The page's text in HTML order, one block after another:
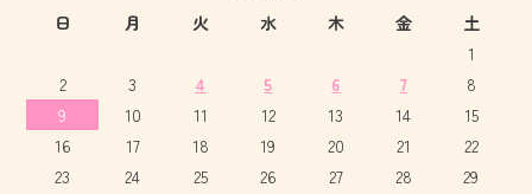
日
月 火 水 木 金 土
1
2
3 4 5 6 7
8
9
10 11 12 13 14
15
16
17 18 19 20 21
22
23
24 25 26 27 28
29